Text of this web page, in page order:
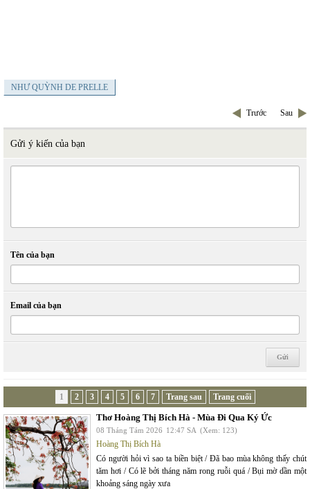
NHƯ QUỲNH DE PRELLE
Trước Sau
Gửi ý kiến của bạn
Tên của bạn
Email của bạn
1 2 3 4 5 6 7 Trang sau Trang cuối
Thơ Hoàng Thị Bích Hà - Mùa Đi Qua Ký Ức
08 Tháng Tám 2026 12:47 SA (Xem: 123)
Hoàng Thị Bích Hà
Có người hỏi vì sao ta biền biệt / Đã bao mùa không thấy chút
tăm hơi / Có lẽ bởi tháng năm rong ruỗi quá / Bụi mờ dần một
khoảng sáng ngày xưa